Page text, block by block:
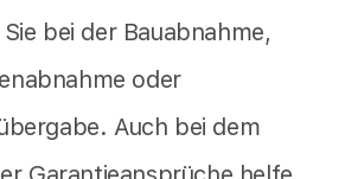
bei der Bauabnahme,
oder
Auch bei dem